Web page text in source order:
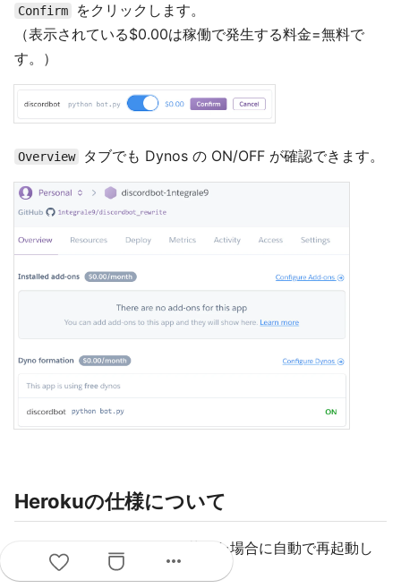
Confirm
をクリックします。
（表示されている$0.00は稼働で発生する料金=無料で
す。）
Overview タブでも Dynos の ON/OFF が確認できます。
Herokuの仕様について
HerokuではBotがエラーで落ちた場合に自動で再起動し
ます。
more_horiz